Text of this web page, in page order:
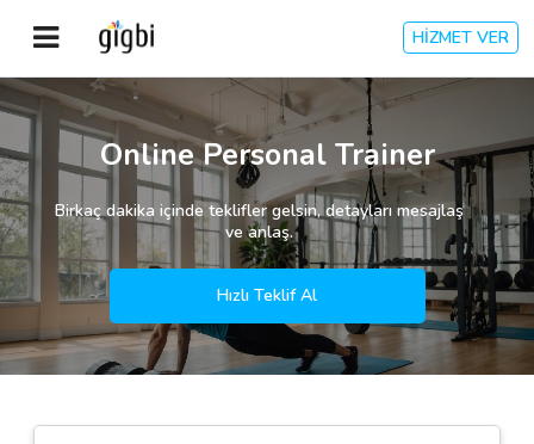
HİZMET VER
Anasayfa
Giriş Yap
Kayıt Ol
Kategoriler
Online Personal Trainer
Birkaç dakika içinde teklifler gelsin, detayları mesajlaş
ve anlaş.
Hızlı Teklif Al